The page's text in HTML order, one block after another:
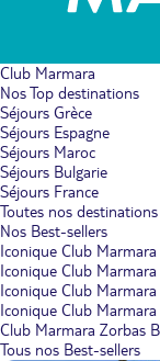
Club Marmara
Nos Top destinations
Séjours Grèce
Séjours Espagne
Séjours Maroc
Séjours Bulgarie
Séjours France
Toutes nos destinations
Nos Best-sellers
Iconique Club
Iconique Club
Iconique Club Marmara
Iconique Club
Club Marmara Zorbas
Tous nos Best-sellers